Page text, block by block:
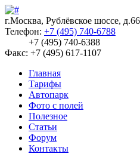
г.Москва, Рублёвское шоссе, д.66
Телефон: +7 (495) 740-6788
+7 (495) 740-6388
Факс: +7 (495) 617-1107
Главная
Тарифы
Автопарк
Фото с полей
Полезное
Статьи
Форум
Контакты